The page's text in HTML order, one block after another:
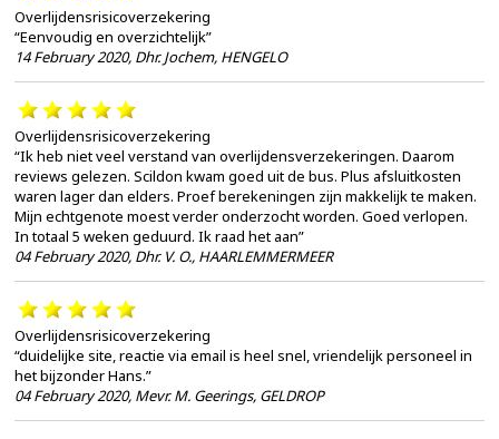
Overlijdensrisicoverzekering
“Eenvoudig en overzichtelijk”
14 February 2020, Dhr. Jochem, HENGELO
Overlijdensrisicoverzekering
“Ik heb niet veel verstand van overlijdensverzekeringen. Daarom
reviews gelezen. Scildon kwam goed uit de bus. Plus afsluitkosten
waren lager dan elders. Proef berekeningen zijn makkelijk te maken.
Mijn echtgenote moest verder onderzocht worden. Goed verlopen.
In totaal 5 weken geduurd. Ik raad het aan”
04 February 2020, Dhr. V. O., HAARLEMMERMEER
Overlijdensrisicoverzekering
“duidelijke site, reactie via email is heel snel, vriendelijk personeel in
het bijzonder Hans.”
04 February 2020, Mevr. M. Geerings, GELDROP